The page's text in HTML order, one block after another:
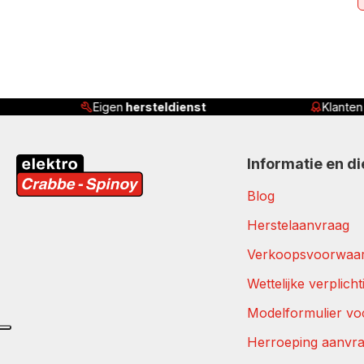
Eigen hersteldienst
Informatie en
Blog
Herstelaanvraag
Wettelijke
Modelformulier
Herroeping